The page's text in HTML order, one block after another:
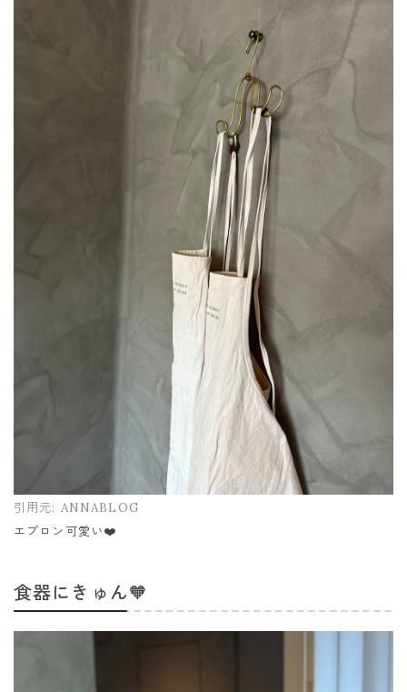
引用元: ANNABLOG
エプロン可愛い❤️
食器にきゅん🧡